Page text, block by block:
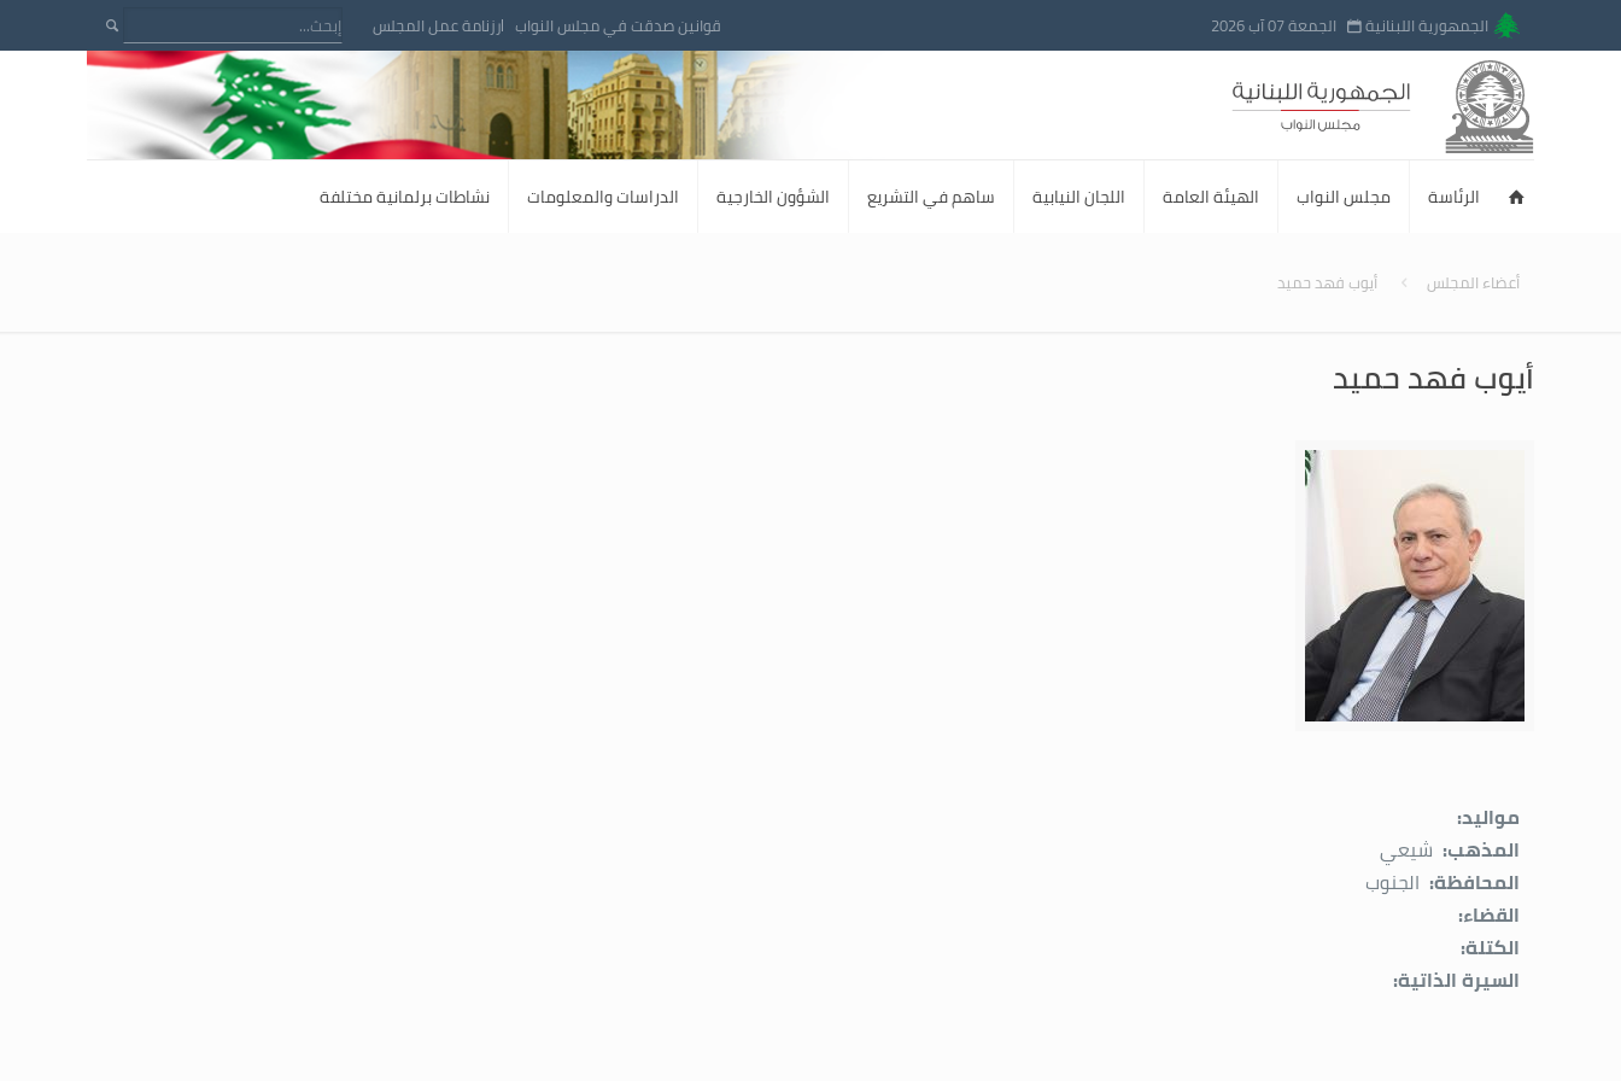
الجمهورية اللبنانية الجمعة 07 آب 2026 قوانين صدقت في مجلس النواب رزنامة عمل المجلس
الرئاسة مجلس النواب الهيئة العامة اللجان النيابية ساهم في التشريع الشؤون الخارجية الدراسات والمعلومات نشاطات برلمانية مختلفة
أعضاء المجلس أيوب فهد حميد
أيوب فهد حميد
مواليد:
المذهب: شيعي
المحافظة: الجنوب
القضاء:
الكتلة:
السيرة الذاتية: